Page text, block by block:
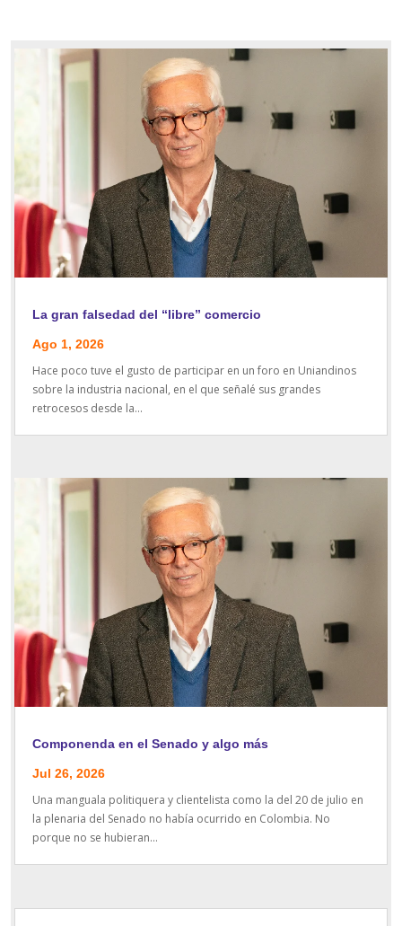
La gran falsedad del “libre” comercio
Ago 1, 2026
Hace poco tuve el gusto de participar en un foro en Uniandinos
sobre la industria nacional, en el que señalé sus grandes
retrocesos desde la...
Componenda en el Senado y algo más
Jul 26, 2026
Una manguala politiquera y clientelista como la del 20 de julio en
la plenaria del Senado no había ocurrido en Colombia. No
porque no se hubieran...